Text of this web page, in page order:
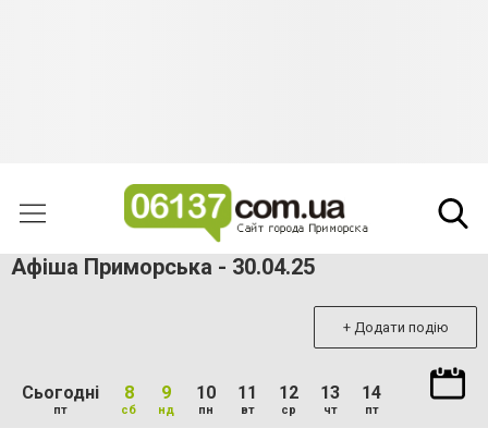
Афіша Приморська - 30.04.25
+ Додати подію
Сьогодні
пт
8
сб
9
нд
10
пн
11
вт
12
ср
13
чт
14
пт